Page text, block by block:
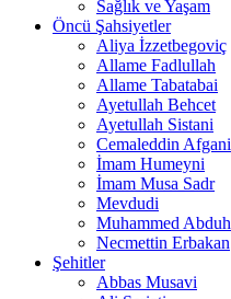
Sağlık ve Yaşam
Öncü Şahsiyetler
Aliya İzzetbegoviç
Allame Fadlullah
Allame Tabatabai
Ayetullah Behcet
Ayetullah Sistani
Cemaleddin Afgani
İmam Humeyni
İmam Musa Sadr
Mevdudi
Muhammed Abduh
Necmettin Erbakan
Şehitler
Abbas Musavi